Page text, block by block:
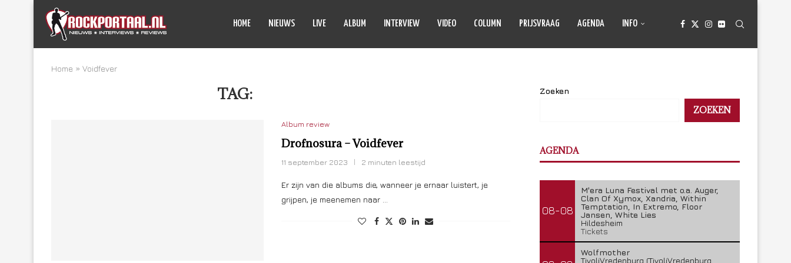
HOME NIEUWS LIVE ALBUM INTERVIEW VIDEO COLUMN PRIJSVRAAG AGENDA INFO
Home » Voidfever
TAG:
Album review
Drofnosura – Voidfever
11 september 2023 2 minuten leestijd
Er zijn van die albums die, wanneer je ernaar luistert, je
grijpen, je meenemen naar …
Zoeken
ZOEKEN
AGENDA
08-08
M'era Luna Festival met o.a. Auger,
Clan Of Xymox, Xandria, Within
Temptation, In Extremo, Floor
Jansen, White Lies
Hildesheim
Tickets
Wolfmother
TivoliVredenburg (TivoliVredenburg